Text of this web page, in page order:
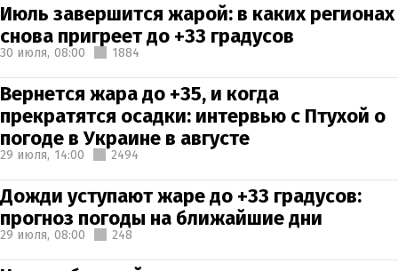
Июль завершится жарой: в каких регионах
снова пригреет до +33 градусов
30 июля, 08:00 1884
Вернется жара до +35, и когда
прекратятся осадки: интервью с Птухой о
погоде в Украине в августе
29 июля, 14:00 2494
Дожди уступают жаре до +33 градусов:
прогноз погоды на ближайшие дни
29 июля, 08:00 248